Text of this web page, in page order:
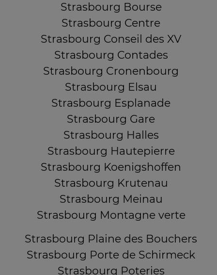
Strasbourg Bourse
Strasbourg Centre
Strasbourg Conseil des XV
Strasbourg Contades
Strasbourg Cronenbourg
Strasbourg Elsau
Strasbourg Esplanade
Strasbourg Gare
Strasbourg Halles
Strasbourg Hautepierre
Strasbourg Koenigshoffen
Strasbourg Krutenau
Strasbourg Meinau
Strasbourg Montagne verte
Strasbourg Plaine des Bouchers
Strasbourg Porte de Schirmeck
Strasbourg Poteries